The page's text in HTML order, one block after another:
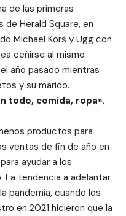
de las primeras
de Herald Square, en
Michael Kors y Ugg con
ceñirse al mismo
año pasado mientras
y su marido.
todo, comida, ropa»,
productos para
ventas de fin de año en
ayudar a los
La tendencia a adelantar
pandemia, cuando los
en 2021 hicieron que la